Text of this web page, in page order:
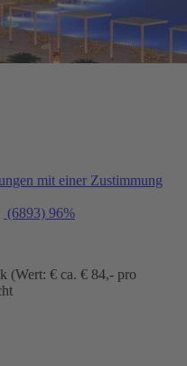
mit einer Zustimmung
(6893) 96%
(Wert: € ca. € 84,- pro